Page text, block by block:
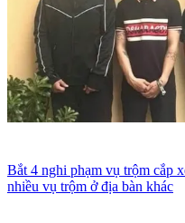
Bắt 4 nghi phạm vụ trộm cắp
nhiều vụ trộm ở địa bàn khác